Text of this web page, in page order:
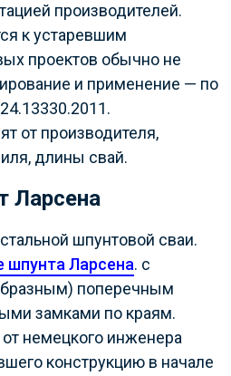
производителей.
к устаревшим
проектов обычно не
и применение — по
от производителя,
длины свай.
Ларсена
шпунтовой сваи.
шпунта Ларсена. с
поперечным
замками по краям.
немецкого инженера
конструкцию в начале